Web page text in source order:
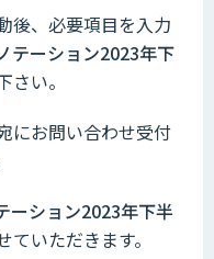
後、必要項目を入力
テーション2023年下
さい。
にお問い合わせ受付
ーション2023年下半
いただきます。